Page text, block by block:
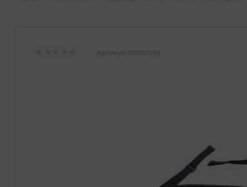
Артикул: 011100039